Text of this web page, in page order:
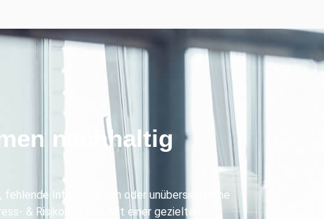
nachhaltig
fehlende Informationen oder unübersichtliche
& Risikoaudit an: Mit einer gezielten